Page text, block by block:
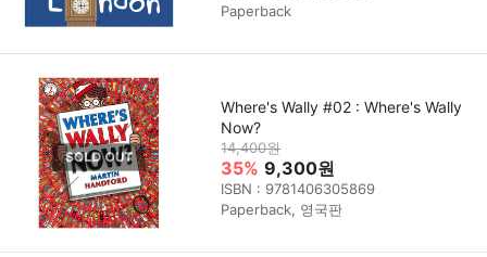
Paperback
Where's Wally #02 : Where's Wally
Now?
14,400원
35% 9,300원
ISBN : 9781406305869
Paperback, 영국판